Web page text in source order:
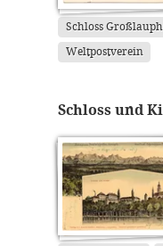
Schloss
Weltpostverein
Schloss und